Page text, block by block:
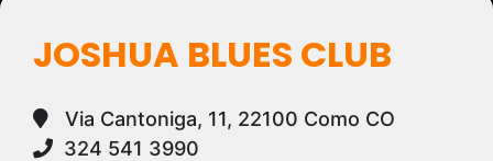
JOSHUA BLUES CLUB
Via Cantoniga, 11, 22100 Como CO
324 541 3990